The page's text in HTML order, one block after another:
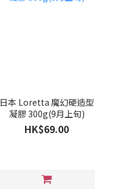
日本 Loretta 魔幻硬造型
凝膠 300g(9月上旬)
HK$69.00